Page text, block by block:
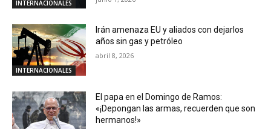
INTERNACIONALES
INTERNACIONALES
Irán amenaza EU y aliados con dejarlos
años sin gas y petróleo
abril 8, 2026
El papa en el Domingo de Ramos:
«¡Depongan las armas, recuerden que son
hermanos!»